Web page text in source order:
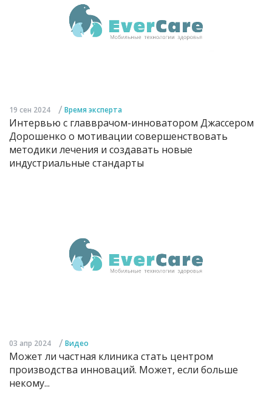
19 сен 2024 / Время эксперта
Интервью с главврачом-инноватором Джассером
Дорошенко о мотивации совершенствовать
методики лечения и создавать новые
индустриальные стандарты
03 апр 2024 / Видео
Может ли частная клиника стать центром
производства инноваций. Может, если больше
некому...